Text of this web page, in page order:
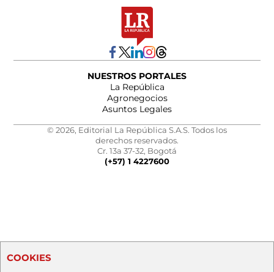
NUESTROS PORTALES
La República
Agronegocios
Asuntos Legales
© 2026, Editorial La República S.A.S. Todos los
derechos reservados.
Cr. 13a 37-32, Bogotá
(+57) 1 4227600
COOKIES